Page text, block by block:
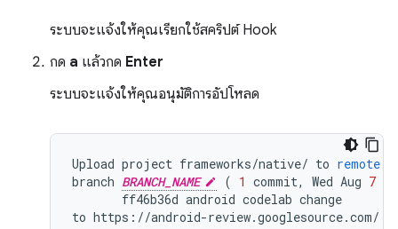
ระบบจะแจ้งให้คุณเรียกใช้สคริปต์ Hook
กด a แล้วกด Enter
ระบบจะแจ้งให้คุณอนุมัติการอัปโหลด
Upload project frameworks/native/ to remote
branch BRANCH_NAME ( 1 commit, Wed Aug 7
ff46b36d android codelab change
to https : //android-review.googlesource.com/